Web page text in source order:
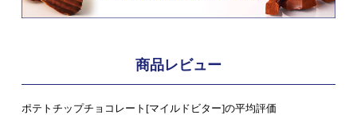
商品レビュー
ポテトチップチョコレート[マイルドビター]の平均評価